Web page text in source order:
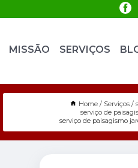
MISSÃO SERVIÇOS
Home Serviços
serviço de
serviço de paisagismo